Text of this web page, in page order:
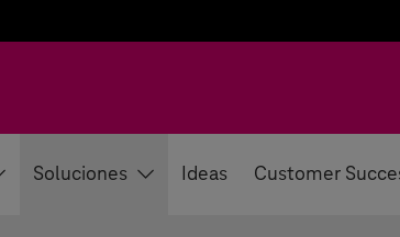
Soluciones Ideas Customer